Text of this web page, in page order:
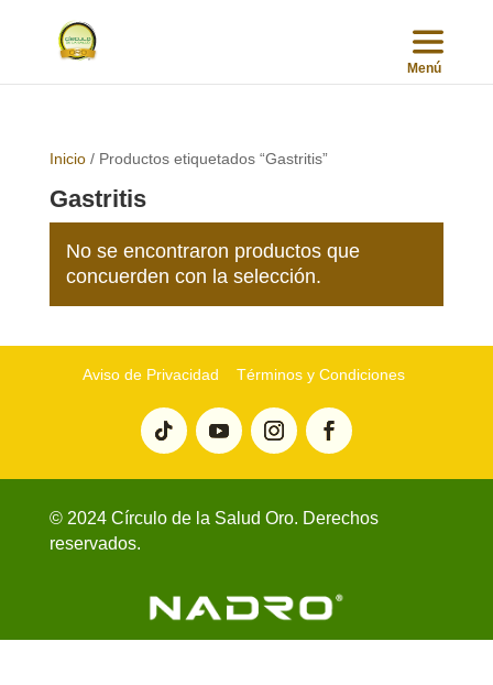
Inicio/ Productos etiquetados “Gastritis”
Gastritis
No se encontraron productos que
concuerden con la selección.
Aviso de Privacidad Términos y Condiciones
© 2024 Círculo de la Salud Oro. Derechos
reservados.